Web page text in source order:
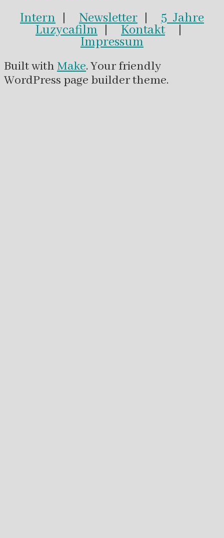
Intern Newsletter 5 Jahre
Luzycafilm Kontakt|
Impressum
Built with Make. Your friendly
WordPress page builder theme.